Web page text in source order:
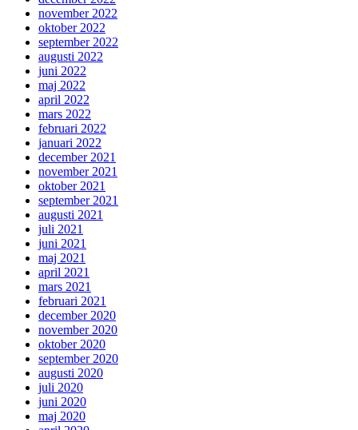
november 2022
oktober 2022
september 2022
augusti 2022
juni 2022
maj 2022
april 2022
mars 2022
februari 2022
januari 2022
december 2021
november 2021
oktober 2021
september 2021
augusti 2021
juli 2021
juni 2021
maj 2021
april 2021
mars 2021
februari 2021
december 2020
november 2020
oktober 2020
september 2020
augusti 2020
juli 2020
juni 2020
maj 2020